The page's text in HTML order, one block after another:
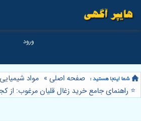
صفحه اصلی » مواد شیمیایی
⭐️ راهنمای جامع خرید زغال قلیان مرغوب: از